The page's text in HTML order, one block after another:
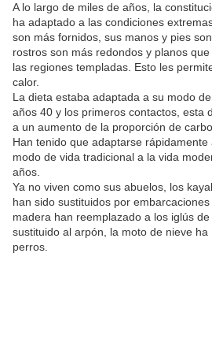
A lo largo de miles de años, la
ha adaptado a las condiciones
son más fornidos, sus manos y pies
rostros son más redondos y planos
las regiones templadas. Esto les
calor.
La dieta estaba adaptada a su modo
años 40 y los primeros contactos, esta
a un aumento de la proporción de
Han tenido que adaptarse rápidamente
modo de vida tradicional a la vida
años.
Ya no viven como sus abuelos, los
han sido sustituidos por
madera han reemplazado a los iglús
sustituido al arpón, la moto de nieve
perros.